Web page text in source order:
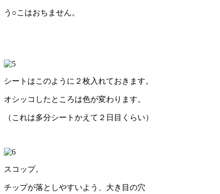
う○こはおちません。
シートはこのように２枚入れておきます。
オシッコしたところは色が変わります。
（これは多分シートかえて２日目くらい）
スコップ。
チップが落としやすいよう、大き目の穴